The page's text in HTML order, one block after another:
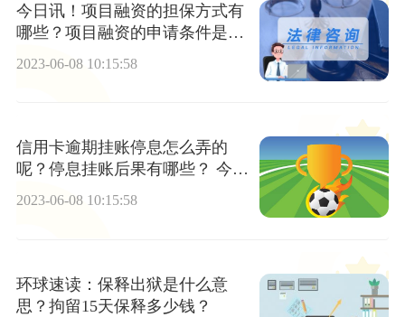
今日讯！项目融资的担保方式有
哪些？项目融资的申请条件是什
2023-06-08 10:15:58
信用卡逾期挂账停息怎么弄的
呢？停息挂账后果有哪些？ 今日
热文
2023-06-08 10:15:58
环球速读：保释出狱是什么意
思？拘留15天保释多少钱？